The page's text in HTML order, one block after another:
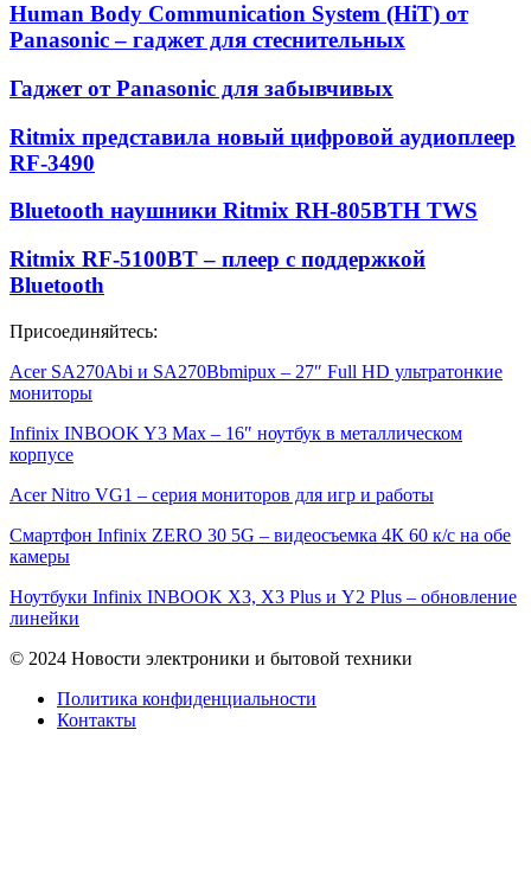
Human Body Communication System (HiT) от
Panasonic – гаджет для стеснительных
Гаджет от Panasonic для забывчивых
Ritmix представила новый цифровой аудиоплеер
RF-3490
Bluetooth наушники Ritmix RH-805BTH TWS
Ritmix RF-5100BT – плеер с поддержкой
Bluetooth
Присоединяйтесь:
Acer SA270Abi и SA270Bbmipux – 27″ Full HD ультратонкие
мониторы
Infinix INBOOK Y3 Max – 16″ ноутбук в металлическом
корпусе
Acer Nitro VG1 – серия мониторов для игр и работы
Смартфон Infinix ZERO 30 5G – видеосъемка 4К 60 к/с на обе
камеры
Ноутбуки Infinix INBOOK X3, X3 Plus и Y2 Plus – обновление
линейки
© 2024 Новости электроники и бытовой техники
Политика конфиденциальности
Контакты